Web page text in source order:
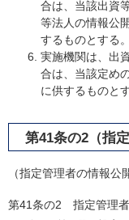
合は、当該出資
等法人の情報公
するものとする。
実施機関は、出
合は、当該定め
に供するものとす
第41条の2（指
（指定管理者の情報公
第41条の2 指定管理